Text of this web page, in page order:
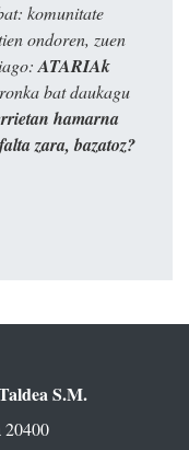
komunitate
ondoren, zuen
ATARIAk
bat daukagu
hamarna
zara, bazatoz?
S.M.
20400